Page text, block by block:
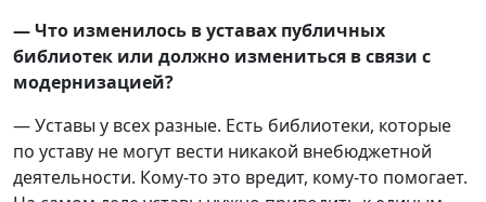
— Что изменилось в уставах публичных
библиотек или должно измениться в связи с
модернизацией?
— Уставы у всех разные. Есть библиотеки, которые
по уставу не могут вести никакой внебюджетной
деятельности. Кому-то это вредит, кому-то помогает.